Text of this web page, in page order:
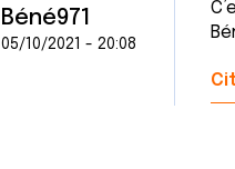
Béné971
05/10/2021 - 20:08